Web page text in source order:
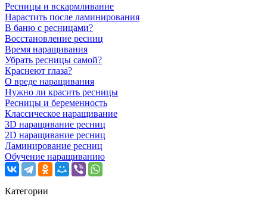
Ресницы и вскармливание
Нарастить после ламинирования
В баню с ресницами?
Восстановление ресниц
Время наращивания
Убрать ресницы самой?
Краснеют глаза?
О вреде наращивания
Нужно ли красить ресницы
Ресницы и беременность
Классическое наращивание
3D наращивание ресниц
2D наращивание ресниц
Ламинирование ресниц
Обучение наращиванию
Категории